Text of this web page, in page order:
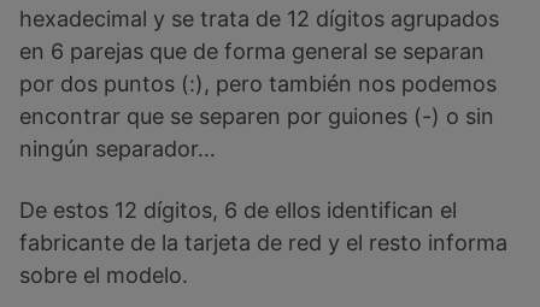
hexadecimal y se trata de 12 dígitos agrupados
en 6 parejas que de forma general se separan
por dos puntos (:), pero también nos podemos
encontrar que se separen por guiones (-) o sin
ningún separador…
De estos 12 dígitos, 6 de ellos identifican el
fabricante de la tarjeta de red y el resto informa
sobre el modelo.